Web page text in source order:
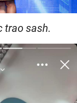
trao sash.